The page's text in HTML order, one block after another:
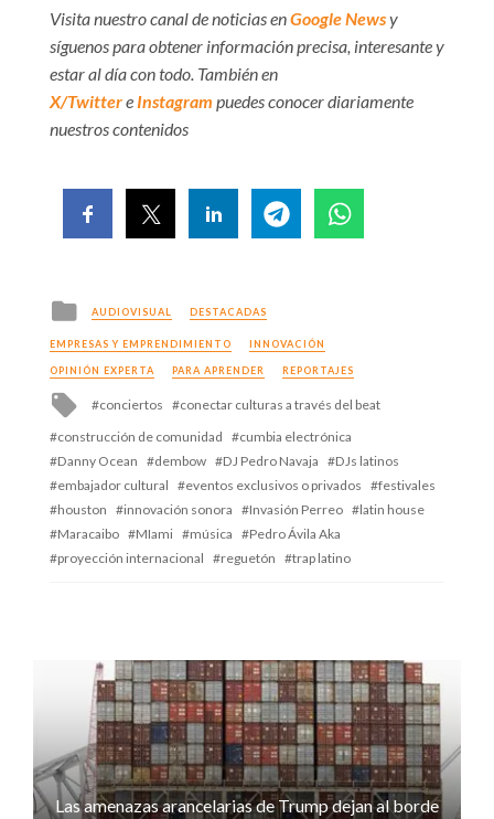
Visita nuestro canal de noticias enGoogle Newsy
síguenos para obtener información precisa, interesante y
estar al día con todo. También en
X/Twittere Instagram puedes conocer diariamente
nuestros contenidos
Posted
in
AUDIOVISUAL DESTACADAS
EMPRESAS Y EMPRENDIMIENTO INNOVACIÓN
OPINIÓN EXPERTA PARA APRENDER REPORTAJES
Tagged
conciertos
conectar culturas a través del beat
construcción de comunidad
cumbia electrónica
Danny Ocean
dembow DJ Pedro Navaja
DJs latinos
embajador cultural
eventos exclusivos o privados
festivales
houston
innovación sonora Invasión Perreo
latin house
Maracaibo
MIami música
Pedro Ávila Aka
proyección internacional
reguetón trap latino
Las amenazas arancelarias de Trump dejan al borde